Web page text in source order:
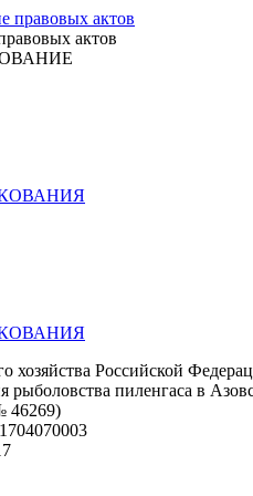
актов
хозяйства Российской
рыболовства пиленгаса в
46269)